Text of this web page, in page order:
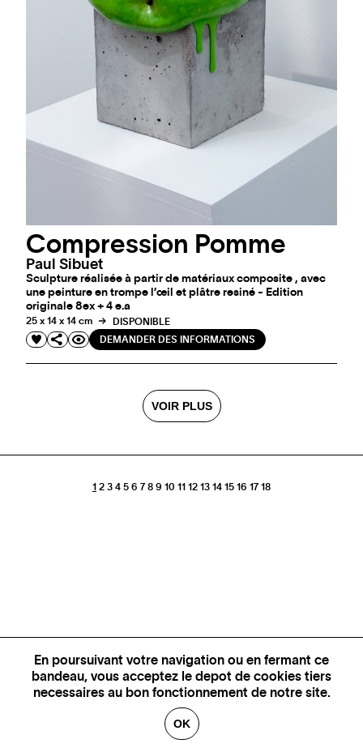
En poursuivant votre navigation ou en fermant ce
bandeau, vous acceptez le depot de cookies tiers
necessaires au bon fonctionnement de notre site.
OK
Compression Pomme
Paul Sibuet
Sculpture réalisée à partir de matériaux composite , avec
une peinture en trompe l’œil et plâtre resiné - Edition
originale 8ex + 4 e.a
25 x 14 x 14 cm
DISPONIBLE
DEMANDER DES INFORMATIONS
VOIR PLUS
1 2 3 4 5 6 7 8 9 10 11 12 13 14 15 16 17 18